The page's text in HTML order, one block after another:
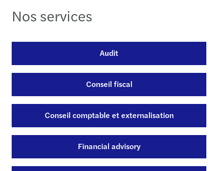
Nos services
Audit
Conseil fiscal
Conseil comptable et externalisation
Financial advisory